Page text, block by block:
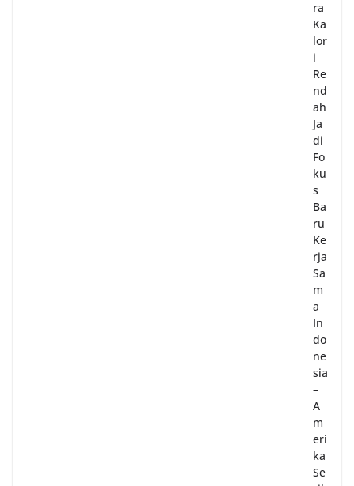
ra
Ka
lor
i
Re
nd
ah
Ja
di
Fo
ku
s
Ba
ru
Ke
rja
Sa
m
a
In
do
ne
sia
–
A
m
eri
ka
Se